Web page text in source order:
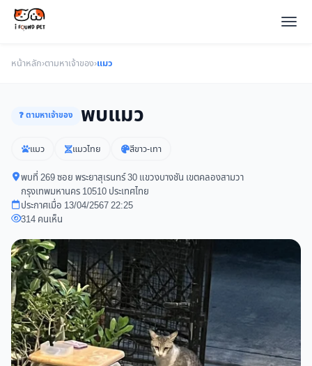
หน้าหลัก›ตามหาเจ้าของ›แมว
❓ ตามหาเจ้าของ พบแมว
แมว แมวไทย สีขาว-เทา
พบที่ 269 ซอย พระยาสุเรนทร์ 30 แขวงบางชัน เขตคลองสามวา
กรุงเทพมหานคร 10510 ประเทศไทย
ประกาศเมื่อ 13/04/2567 22:25
314 คนเห็น